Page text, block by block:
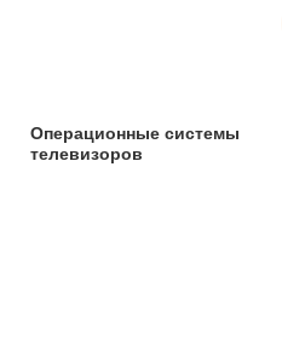
Операционные системы
телевизоров